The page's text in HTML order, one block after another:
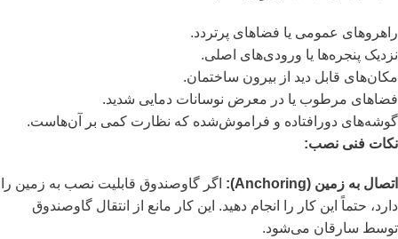
راهروهای عمومی یا فضاهای پرتردد.
نزدیک پنجره‌ها یا ورودی‌های اصلی.
مکان‌های قابل دید از بیرون ساختمان.
فضاهای مرطوب یا در معرض نوسانات دمایی شدید.
گوشه‌های دورافتاده و فراموش‌شده که نظارت کمی بر آن‌هاست.
نکات فنی نصب:
اتصال به زمین (Anchoring):
اگر گاوصندوق قابلیت نصب به زمین را
دارد، حتماً این کار را انجام دهید. این کار مانع از انتقال گاوصندوق
توسط سارقان می‌شود.